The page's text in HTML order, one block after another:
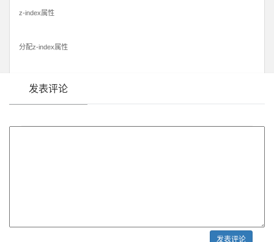
z-index属性
分配z-index属性
发表评论
发表评论